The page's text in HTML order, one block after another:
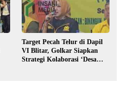
Target Pecah Telur di Dapil
VI Blitar, Golkar Siapkan
Strategi Kolaborasi ‘Desa